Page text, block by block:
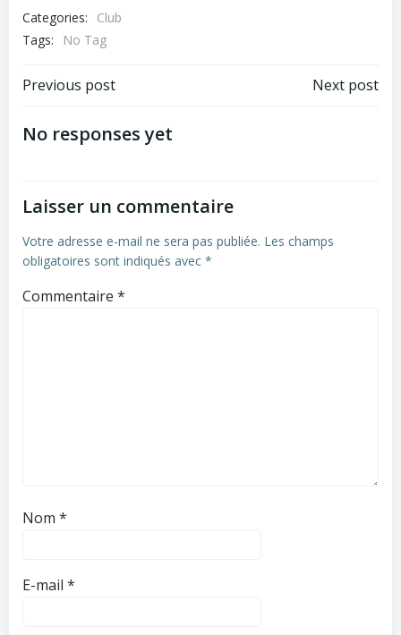
Categories:
Club
Tags:
No Tag
Post
navigation
Previous post Next post
No responses yet
Laisser un commentaire
Votre adresse e-mail ne sera pas publiée. Les champs
obligatoires sont indiqués avec *
Commentaire *
Nom *
E-mail *